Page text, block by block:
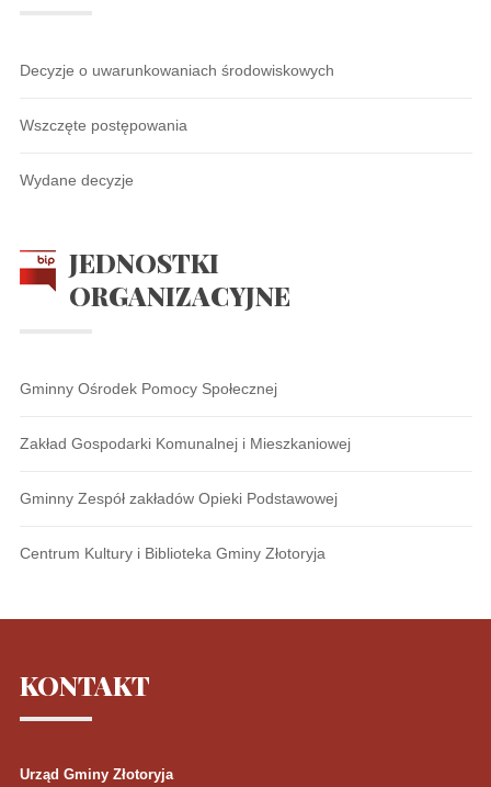
Decyzje o uwarunkowaniach środowiskowych
Wszczęte postępowania
Wydane decyzje
JEDNOSTKI
ORGANIZACYJNE
Gminny Ośrodek Pomocy Społecznej
Zakład Gospodarki Komunalnej i Mieszkaniowej
Gminny Zespół zakładów Opieki Podstawowej
Centrum Kultury i Biblioteka Gminy Złotoryja
KONTAKT
Urząd Gminy Złotoryja